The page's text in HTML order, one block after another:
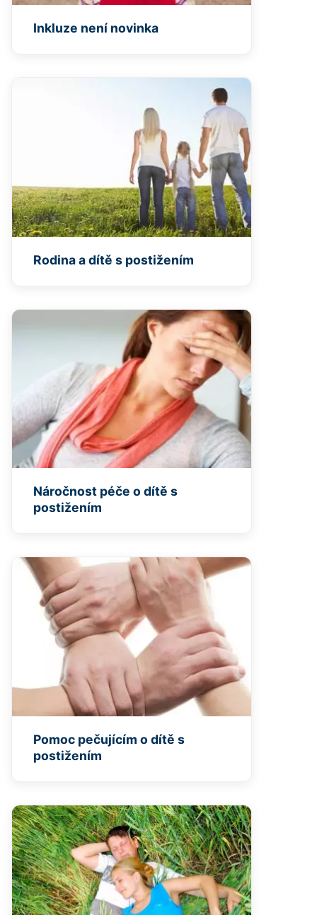
Inkluze není novinka
Rodina a dítě s postižením
Náročnost péče o dítě s
postižením
Pomoc pečujícím o dítě s
postižením